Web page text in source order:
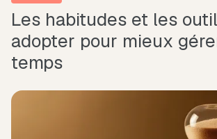
Les habitudes et les
adopter pour mieux
temps